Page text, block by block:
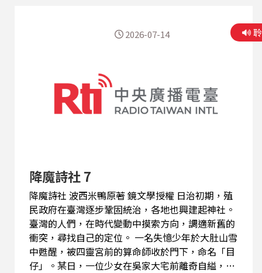
降魔詩社 7
降魔詩社 波西米鴨原著 鏡文學授權 日治初期，殖
民政府在臺灣逐步鞏固統治，各地也興建起神社。
臺灣的人們，在時代變動中摸索方向，調適新舊的
衝突，尋找自己的定位。 一名失憶少年於大肚山雪
中甦醒，被四靈宮前的算命師收於門下，命名「目
仔」。某日，一位少女在吳家大宅前離奇自縊，目
2026-07-14